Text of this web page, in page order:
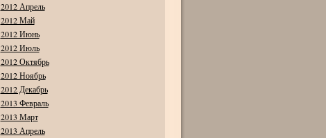
2012 Апрель
2012 Май
2012 Июнь
2012 Июль
2012 Октябрь
2012 Ноябрь
2012 Декабрь
2013 Февраль
2013 Март
2013 Апрель